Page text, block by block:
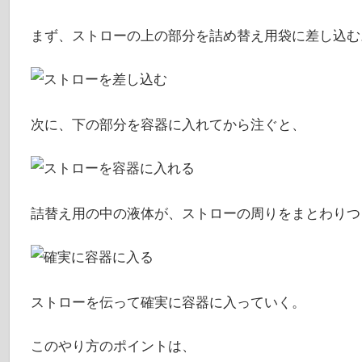
まず、ストローの上の部分を詰め替え用袋に差し込む
次に、下の部分を容器に入れてから注ぐと、
詰替え用の中の液体が、ストローの周りをまとわりつ
ストローを伝って確実に容器に入っていく。
このやり方のポイントは、